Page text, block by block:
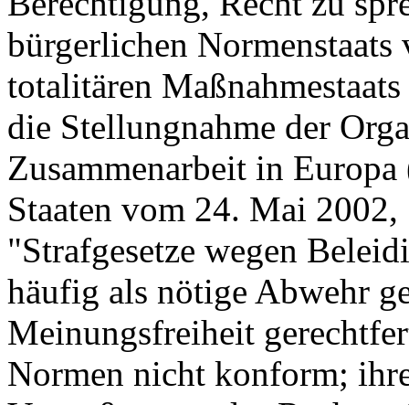
bürgerlichen Normenstaats
totalitären
die Stellungnahme der
Zusammenarbeit in
Staaten vom 24. Mai
"Strafgesetze wegen
häufig als nötige Abwehr
Meinungsfreiheit
Normen nicht konform;